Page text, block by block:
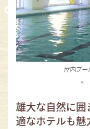
屋内プー
雄大な自然に
適なホテルも魅